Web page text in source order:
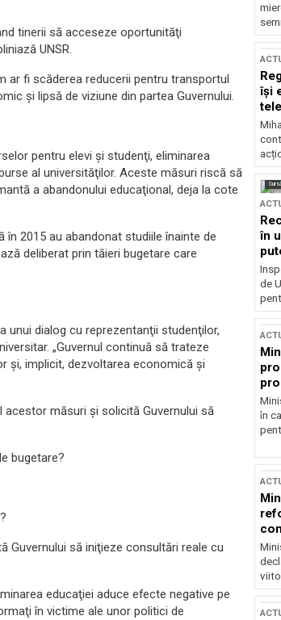
tinerii să acceseze oportunităţi
UNSR.
ar fi scăderea reducerii pentru transportul
şi lipsă de viziune din partea Guvernului.
pentru elevi şi studenţi, eliminarea
al universităţilor. Aceste măsuri riscă să
a abandonului educaţional, deja la cote
în 2015 au abandonat studiile înainte de
deliberat prin tăieri bugetare care
unui dialog cu reprezentanţii studenţilor,
„Guvernul continuă să trateze
şi, implicit, dezvoltarea economică şi
acestor măsuri şi solicită Guvernului să
bugetare?
Guvernului să iniţieze consultări reale cu
educaţiei aduce efecte negative pe
în victime ale unor politici de
își
în
de
în